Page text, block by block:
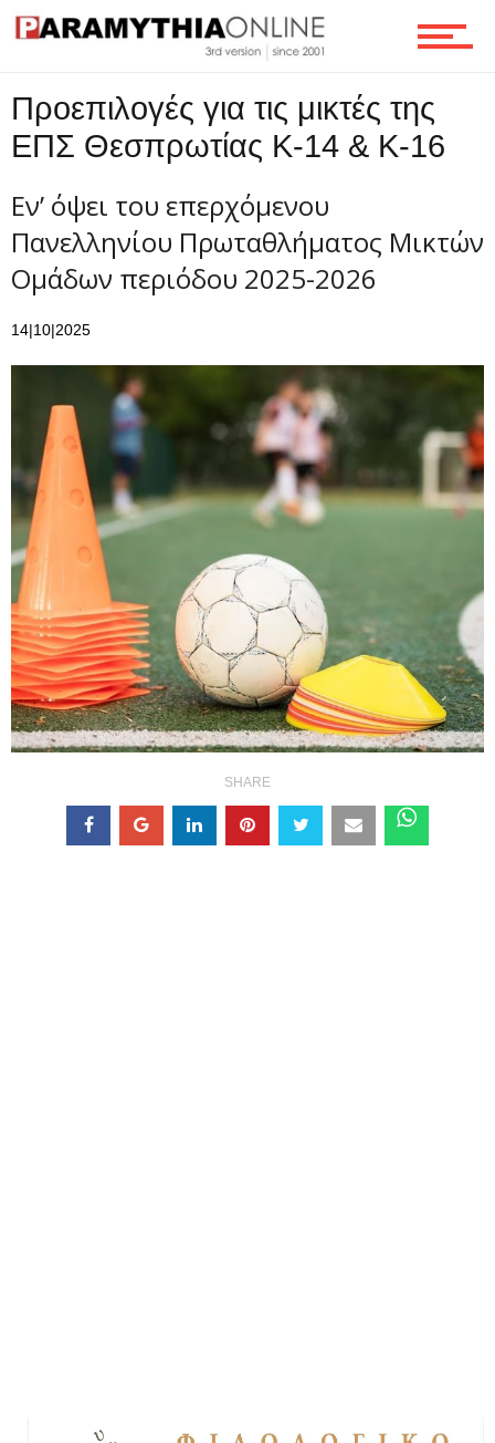
Προεπιλογές για τις μικτές της
ΕΠΣ Θεσπρωτίας Κ-14 & Κ-16
Εν’ όψει του επερχόμενου
Πανελληνίου Πρωταθλήματος Μικτών
Ομάδων περιόδου 2025-2026
14|10|2025
SHARE